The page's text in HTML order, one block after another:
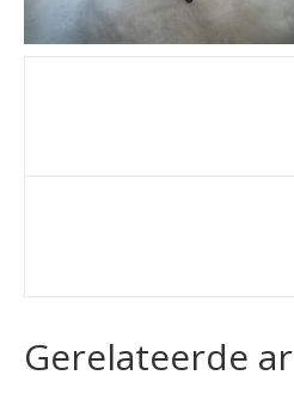
Gerelateerde